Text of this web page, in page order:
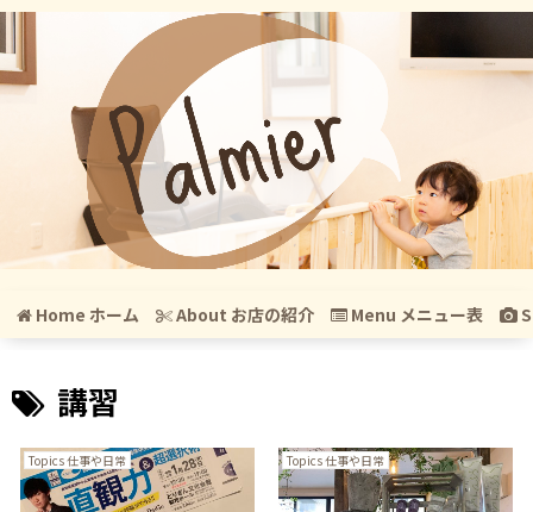
Home ホーム About お店の紹介 Menu メニュー表
講習
Topics 仕事や日常 Topics 仕事や日常